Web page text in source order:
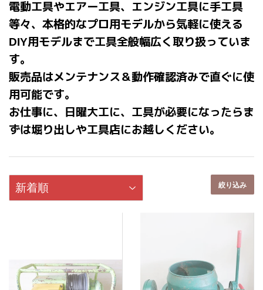
電動工具やエアー工具、エンジン工具に手工具
等々、本格的なプロ用モデルから気軽に使える
DIY用モデルまで工具全般幅広く取り扱っていま
す。
販売品はメンテナンス＆動作確認済みで直ぐに使
用可能です。
お仕事に、日曜大工に、工具が必要になったらま
ずは堀り出しや工具店にお越しください。
絞り込み